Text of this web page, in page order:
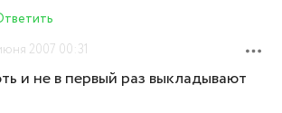
2007 00:31
и не в первый раз выкладывают